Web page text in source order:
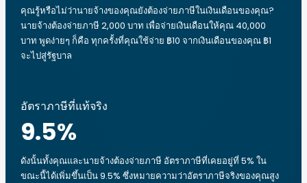
คุณรู้หรือไม่ว่านายจ้างของคุณยังต้องจ่ายภาษีในเงินเดือนของคุณ?
นายจ้างต้องจ่ายภาษี 2,000 บาท เพื่อจ่ายเงินเดือนให้คุณ 40,000
บาท พูดง่ายๆ ก็คือ ทุกครั้งที่คุณใช้จ่าย ฿10 จากเงินเดือนของคุณ ฿1
จะไปสู่รัฐบาล
อัตราภาษีที่แท้จริง
9.5%
ดังนั้นทั้งคุณและนายจ้างต้องจ่ายภาษี อัตราภาษีที่เคยอยู่ที่ 5% ใน
ขณะนี้ได้เพิ่มขึ้นเป็น 9.5% ซึ่งหมายความว่าอัตราภาษีจริงของคุณสูง